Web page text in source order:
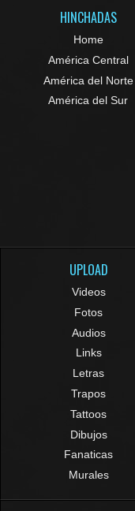
HINCHADAS
Home
América Central
América del Norte
América del Sur
UPLOAD
Videos
Fotos
Audios
Links
Letras
Trapos
Tattoos
Dibujos
Fanaticas
Murales